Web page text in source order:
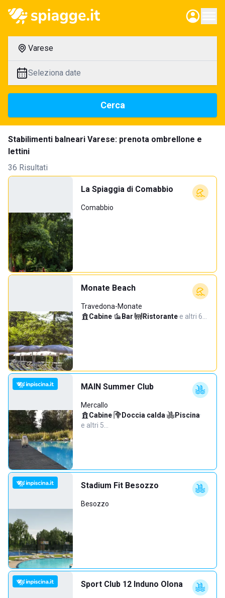
Varese
Seleziona date
Cerca
Stabilimenti balneari Varese: prenota ombrellone e
lettini
36 Risultati
La Spiaggia di Comabbio
Comabbio
Monate Beach
Travedona-Monate
Cabine· Bar· Ristorante·e altri 6…
MAIN Summer Club
Mercallo
Cabine· Doccia calda· Piscina·
e altri 5…
Stadium Fit Besozzo
Besozzo
Sport Club 12 Induno Olona